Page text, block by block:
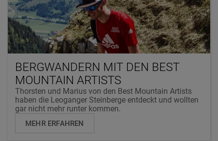
BERGWANDERN MIT DEN BEST
MOUNTAIN ARTISTS
Thorsten und Marius von den Best Mountain Artists
haben die Leoganger Steinberge entdeckt und wollten
gar nicht mehr runter kommen.
MEHR ERFAHREN